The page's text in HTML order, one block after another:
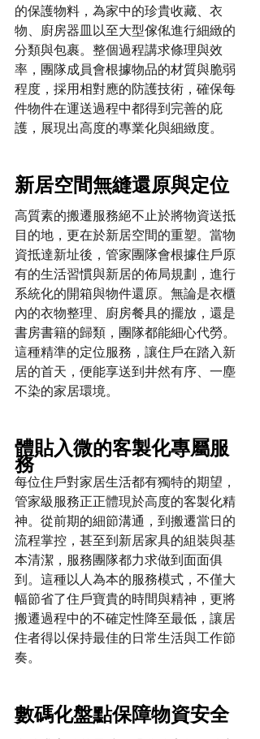
的保護物料，為家中的珍貴收藏、衣
物、廚房器皿以至大型傢俬進行細緻的
分類與包裹。整個過程講求條理與效
率，團隊成員會根據物品的材質與脆弱
程度，採用相對應的防護技術，確保每
件物件在運送過程中都得到完善的庇
護，展現出高度的專業化與細緻度。
新居空間無縫還原與定位
高質素的搬遷服務絕不止於將物資送抵
目的地，更在於新居空間的重塑。當物
資抵達新址後，管家團隊會根據住戶原
有的生活習慣與新居的佈局規劃，進行
系統化的開箱與物件還原。無論是衣櫃
內的衣物整理、廚房餐具的擺放，還是
書房書籍的歸類，團隊都能細心代勞。
這種精準的定位服務，讓住戶在踏入新
居的首天，便能享送到井然有序、一塵
不染的家居環境。
體貼入微的客製化專屬服
務
每位住戶對家居生活都有獨特的期望，
管家級服務正正體現於高度的客製化精
神。從前期的細節溝通，到搬遷當日的
流程掌控，甚至到新居家具的組裝與基
本清潔，服務團隊都力求做到面面俱
到。這種以人為本的服務模式，不僅大
幅節省了住戶寶貴的時間與精神，更將
搬遷過程中的不確定性降至最低，讓居
住者得以保持最佳的日常生活與工作節
奏。
數碼化盤點保障物資安全